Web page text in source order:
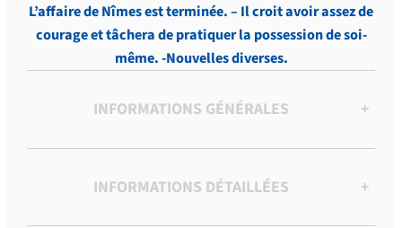
L’affaire de Nîmes est terminée. – Il croit avoir assez de
courage et tâchera de pratiquer la possession de soi-
même. -Nouvelles diverses.
INFORMATIONS GÉNÉRALES +
INFORMATIONS DÉTAILLÉES +